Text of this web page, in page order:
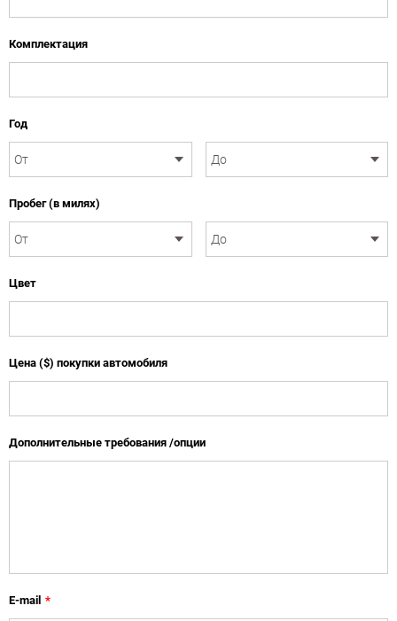
Комплектация
Год
Пробег (в милях)
Цвет
Цена ($) покупки автомобиля
Дополнительные требования /опции
E-mail *